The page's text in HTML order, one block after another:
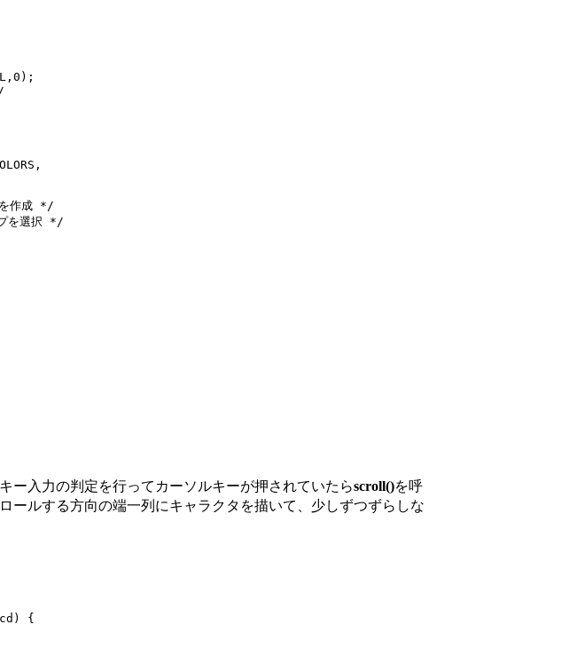
作成 */
選択 */
入力の判定を行ってカーソルキーが押されていたらscroll()を呼
ールする方向の端一列にキャラクタを描いて、少しずつずらしな
{